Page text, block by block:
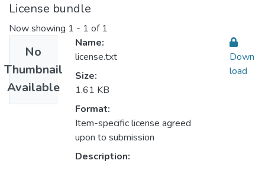
License bundle
Now showing 1 - 1 of 1
No
Thumbnail
Available
Name:
license.txt
Size:
1.61 KB
Format:
Item-specific license agreed
upon to submission
Description:
Down
load